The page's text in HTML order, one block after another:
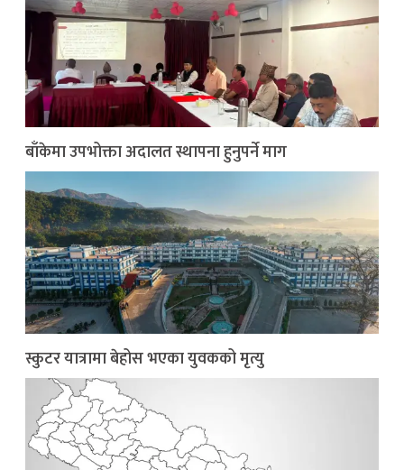
बाँकेमा उपभोक्ता अदालत स्थापना हुनुपर्ने माग
स्कुटर यात्रामा बेहोस भएका युवकको मृत्यु